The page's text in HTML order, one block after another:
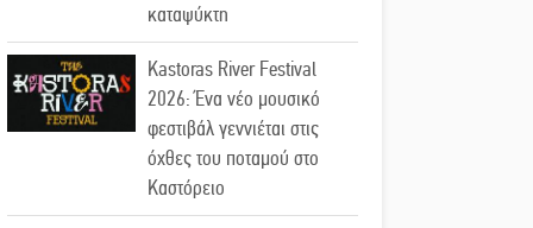
καταψύκτη
Kastoras River Festival
2026: Ένα νέο μουσικό
φεστιβάλ γεννιέται στις
όχθες του ποταμού στο
Καστόρειο